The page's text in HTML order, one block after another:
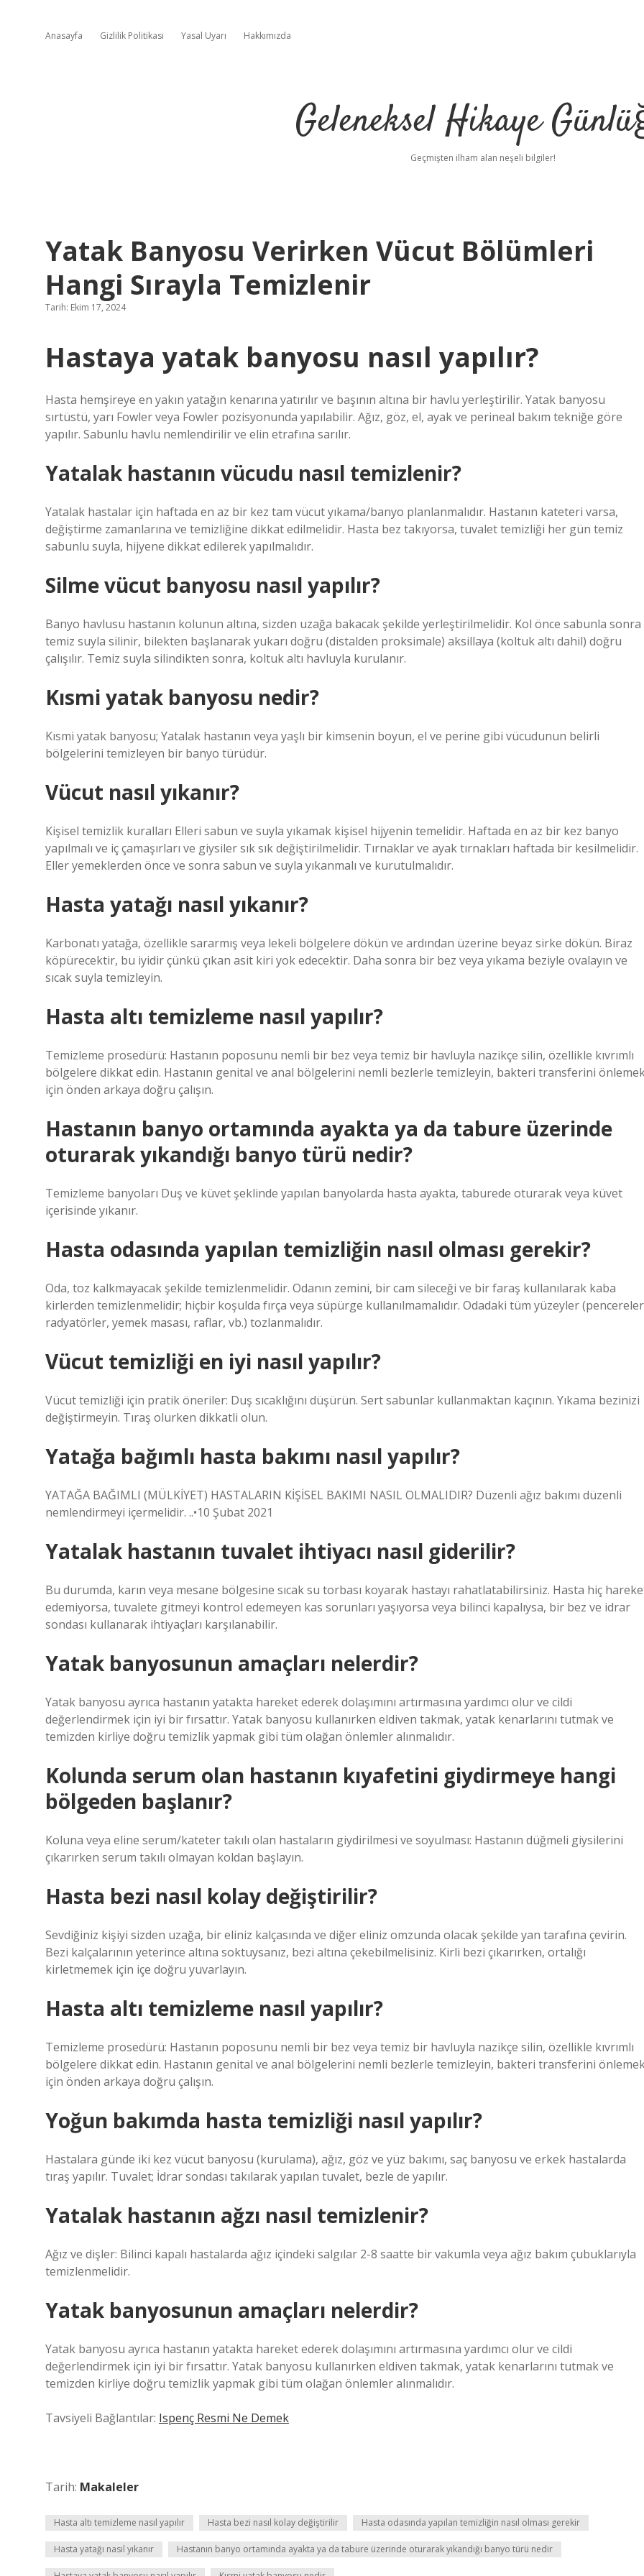
Anasayfa Gizlilik Politikası Yasal Uyarı Hakkımızda
Geleneksel Hikaye
Geçmişten ilham alan neşeli bilgiler!
Yatak Banyosu Verirken Vücut Bölümleri
Hangi Sırayla Temizlenir
Tarih: Ekim 17, 2024
Hastaya yatak banyosu nasıl yapılır?
Hasta hemşireye en yakın yatağın kenarına yatırılır ve başının altına bir havlu yerleştirilir. Yatak banyosu
sırtüstü, yarı Fowler veya Fowler pozisyonunda yapılabilir. Ağız, göz, el, ayak ve perineal bakım tekniğe göre
yapılır. Sabunlu havlu nemlendirilir ve elin etrafına sarılır.
Yatalak hastanın vücudu nasıl temizlenir?
Yatalak hastalar için haftada en az bir kez tam vücut yıkama/banyo planlanmalıdır. Hastanın kateteri varsa,
değiştirme zamanlarına ve temizliğine dikkat edilmelidir. Hasta bez takıyorsa, tuvalet temizliği her gün temiz
sabunlu suyla, hijyene dikkat edilerek yapılmalıdır.
Silme vücut banyosu nasıl yapılır?
Banyo havlusu hastanın kolunun altına, sizden uzağa bakacak şekilde yerleştirilmelidir. Kol önce sabunla sonra
temiz suyla silinir, bilekten başlanarak yukarı doğru (distalden proksimale) aksillaya (koltuk altı dahil) doğru
çalışılır. Temiz suyla silindikten sonra, koltuk altı havluyla kurulanır.
Kısmi yatak banyosu nedir?
Kısmi yatak banyosu; Yatalak hastanın veya yaşlı bir kimsenin boyun, el ve perine gibi vücudunun belirli
bölgelerini temizleyen bir banyo türüdür.
Vücut nasıl yıkanır?
Kişisel temizlik kuralları Elleri sabun ve suyla yıkamak kişisel hijyenin temelidir. Haftada en az bir kez banyo
yapılmalı ve iç çamaşırları ve giysiler sık ​​sık değiştirilmelidir. Tırnaklar ve ayak tırnakları haftada bir kesilmelidir.
Eller yemeklerden önce ve sonra sabun ve suyla yıkanmalı ve kurutulmalıdır.
Hasta yatağı nasıl yıkanır?
Karbonatı yatağa, özellikle sararmış veya lekeli bölgelere dökün ve ardından üzerine beyaz sirke dökün. Biraz
köpürecektir, bu iyidir çünkü çıkan asit kiri yok edecektir. Daha sonra bir bez veya yıkama beziyle ovalayın ve
sıcak suyla temizleyin.
Hasta altı temizleme nasıl yapılır?
Temizleme prosedürü: Hastanın poposunu nemli bir bez veya temiz bir havluyla nazikçe silin, özellikle kıvrımlı
bölgelere dikkat edin. Hastanın genital ve anal bölgelerini nemli bezlerle temizleyin, bakteri transferini
için önden arkaya doğru çalışın.
Hastanın banyo ortamında ayakta ya da tabure üzerinde
oturarak yıkandığı banyo türü nedir?
Temizleme banyoları Duş ve küvet şeklinde yapılan banyolarda hasta ayakta, taburede oturarak veya küvet
içerisinde yıkanır.
Hasta odasında yapılan temizliğin nasıl olması gerekir?
Oda, toz kalkmayacak şekilde temizlenmelidir. Odanın zemini, bir cam sileceği ve bir faraş kullanılarak kaba
kirlerden temizlenmelidir; hiçbir koşulda fırça veya süpürge kullanılmamalıdır. Odadaki tüm yüzeyler
radyatörler, yemek masası, raflar, vb.) tozlanmalıdır.
Vücut temizliği en iyi nasıl yapılır?
Vücut temizliği için pratik öneriler: Duş sıcaklığını düşürün. Sert sabunlar kullanmaktan kaçının. Yıkama bezinizi
değiştirmeyin. Tıraş olurken dikkatli olun.
Yatağa bağımlı hasta bakımı nasıl yapılır?
YATAĞA BAĞIMLI (MÜLKİYET) HASTALARIN KİŞİSEL BAKIMI NASIL OLMALIDIR? Düzenli ağız bakımı düzenli
nemlendirmeyi içermelidir. ..•10 Şubat 2021
Yatalak hastanın tuvalet ihtiyacı nasıl giderilir?
Bu durumda, karın veya mesane bölgesine sıcak su torbası koyarak hastayı rahatlatabilirsiniz. Hasta hiç
edemiyorsa, tuvalete gitmeyi kontrol edemeyen kas sorunları yaşıyorsa veya bilinci kapalıysa, bir bez ve idrar
sondası kullanarak ihtiyaçları karşılanabilir.
Yatak banyosunun amaçları nelerdir?
Yatak banyosu ayrıca hastanın yatakta hareket ederek dolaşımını artırmasına yardımcı olur ve cildi
değerlendirmek için iyi bir fırsattır. Yatak banyosu kullanırken eldiven takmak, yatak kenarlarını tutmak ve
temizden kirliye doğru temizlik yapmak gibi tüm olağan önlemler alınmalıdır.
Kolunda serum olan hastanın kıyafetini giydirmeye hangi
bölgeden başlanır?
Koluna veya eline serum/kateter takılı olan hastaların giydirilmesi ve soyulması: Hastanın düğmeli giysilerini
çıkarırken serum takılı olmayan koldan başlayın.
Hasta bezi nasıl kolay değiştirilir?
Sevdiğiniz kişiyi sizden uzağa, bir eliniz kalçasında ve diğer eliniz omzunda olacak şekilde yan tarafına çevirin.
Bezi kalçalarının yeterince altına soktuysanız, bezi altına çekebilmelisiniz. Kirli bezi çıkarırken, ortalığı
kirletmemek için içe doğru yuvarlayın.
Hasta altı temizleme nasıl yapılır?
Temizleme prosedürü: Hastanın poposunu nemli bir bez veya temiz bir havluyla nazikçe silin, özellikle kıvrımlı
bölgelere dikkat edin. Hastanın genital ve anal bölgelerini nemli bezlerle temizleyin, bakteri transferini
için önden arkaya doğru çalışın.
Yoğun bakımda hasta temizliği nasıl yapılır?
Hastalara günde iki kez vücut banyosu (kurulama), ağız, göz ve yüz bakımı, saç banyosu ve erkek hastalarda
tıraş yapılır. Tuvalet; İdrar sondası takılarak yapılan tuvalet, bezle de yapılır.
Yatalak hastanın ağzı nasıl temizlenir?
Ağız ve dişler: Bilinci kapalı hastalarda ağız içindeki salgılar 2-8 saatte bir vakumla veya ağız bakım çubuklarıyla
temizlenmelidir.
Yatak banyosunun amaçları nelerdir?
Yatak banyosu ayrıca hastanın yatakta hareket ederek dolaşımını artırmasına yardımcı olur ve cildi
değerlendirmek için iyi bir fırsattır. Yatak banyosu kullanırken eldiven takmak, yatak kenarlarını tutmak ve
temizden kirliye doğru temizlik yapmak gibi tüm olağan önlemler alınmalıdır.
Tavsiyeli Bağlantılar: Ispenç Resmi Ne Demek
Tarih: Makaleler
Hasta altı temizleme nasıl yapılır Hasta bezi nasıl kolay değiştirilir Hasta odasında yapılan temizliğin nasıl olması gerekir
Hasta yatağı nasıl yıkanır Hastanın banyo ortamında ayakta ya da tabure üzerinde oturarak yıkandığı banyo türü nedir